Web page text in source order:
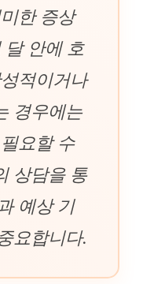
한 증상
달 안에 호
적이거나
경우에는
요할 수
상담을 통
예상 기
요합니다.